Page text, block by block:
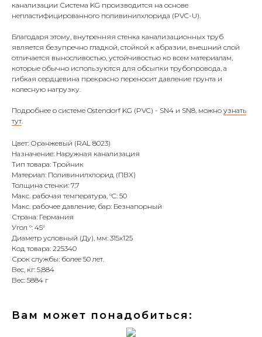
канализации Система KG производится на основе
непластифицированного поливинилхлорида (PVC-U).
Благодаря этому, внутренняя стенка канализационных труб
является безупречно гладкой, стойкой к абразии, внешний слой
отличается выносливостью, устойчивостью ко всем материалам,
которые обычно используются для обсыпки трубопровода, а
гибкая сердцевина прекрасно переносит давление грунта и
колесную нагрузку.
Подробнее о системе Ostendorf KG (PVC) - SN4 и SN8, можно узнать
тут.
Цвет: Оранжевый (RAL 8023)
Назначение: Наружная канализация
Тип товара: Тройник
Материал: Поливинилхлорид (ПВХ)
Толщина стенки: 7,7
Макс. рабочая температура, °C: 50
Макс. рабочее давление, бар: Безнапорный
Страна: Германия
Угол °: 45°
Диаметр условный (Ду), мм: 315х125
Код товара: 225340
Срок службы: более 50 лет.
Вес, кг: 5,884
Вес: 5884 г
Вам может понадобиться: